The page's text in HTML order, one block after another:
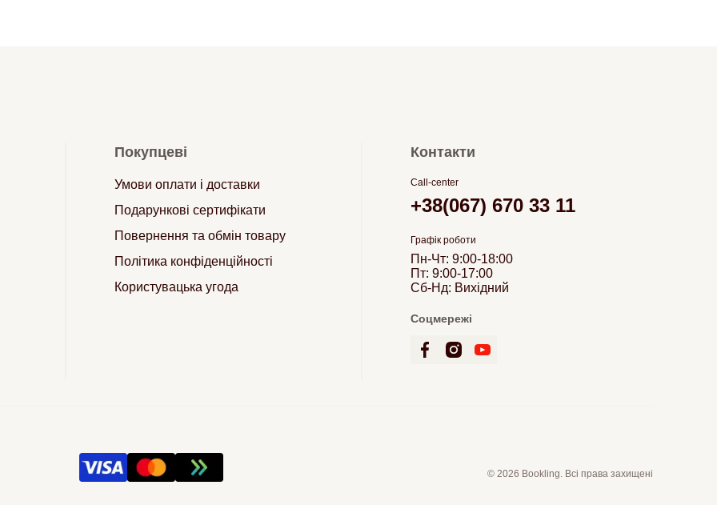
Покупцеві
Умови оплати і доставки
Подарункові сертифікати
Повернення та обмін товару
Політика конфіденційності
Користувацька угода
Контакти
Call-center
+38(067) 670 33 11
Графік роботи
Пн-Чт: 9:00-18:00
Пт: 9:00-17:00
Сб-Нд: Вихідний
Соцмережі
© 2026 Bookling. Всі права захищені